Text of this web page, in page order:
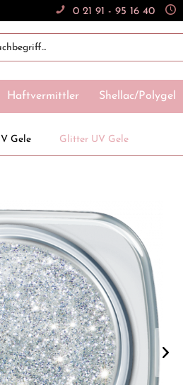
0 21 91 - 95 16 40
Haftvermittler Shellac/Polygel
Gele Glitter UV Gele